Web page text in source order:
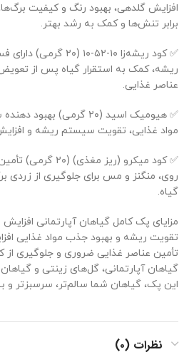
افزایش گلدهی، بهبود رنگ و کیفیت
برابر تنش‌ها و کمک به رشد بهتر.
✅ کود ریشه‌زا ۱۰-۵۲-۱۰
ریشه، کمک به استقرار گیاه پس از
عناصر غذایی.
✅ هیومیک اسید (۲۰ گرمی)
مواد غذایی، تقویت سیستم ریشه و
✅ کود میکرو (ریز
روی، منگنز و مس برای جلوگیری از زردی
گیاه.
مزایای پک کامل گیاهان آپارتمانی
تقویت ریشه و بهبود جذب مواد غذایی
تأمین عناصر غذایی ضروری و جلوگیری از
گیاهان آپارتمانی، گل‌های زینتی و گیاهان
این پک، گیاهان شما سالم‌تر، سرسبزتر و
نظرات (۰)